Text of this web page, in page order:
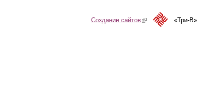
Создание сайтов(link is external)«Три-В»